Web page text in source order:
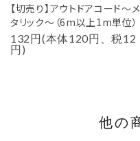
【切売り】アウトドアコード～メ
タリック～（6m以上1m単位）
132円(本体120円、税12
円)
他の